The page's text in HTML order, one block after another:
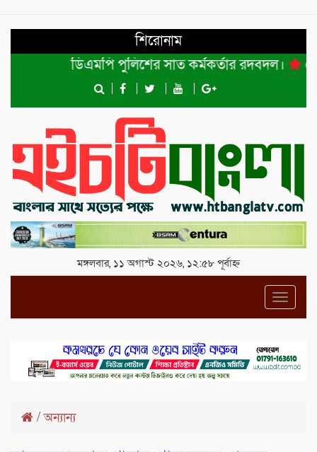
শিরোনাম
ডিএমপি পুলিশের সাত কর্মকর্তার রদবদল।
শেখ
মঙ্গলবার, ১১ অগাস্ট ২০২৬, ১২:৫৮ পূর্বাহ্ন
/অন্যান্য